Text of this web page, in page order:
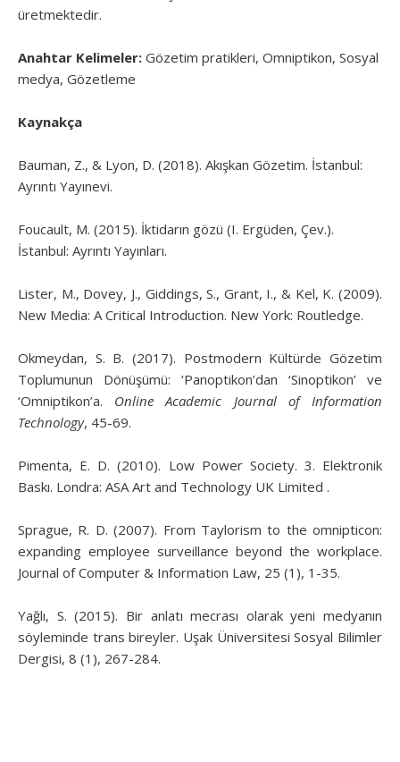
üretmektedir.
Anahtar Kelimeler: Gözetim pratikleri, Omniptikon, Sosyal
medya, Gözetleme
Kaynakça
Bauman, Z., & Lyon, D. (2018). Akışkan Gözetim. İstanbul:
Ayrıntı Yayınevi.
Foucault, M. (2015). İktidarın gözü (I. Ergüden, Çev.).
İstanbul: Ayrıntı Yayınları.
Lister, M., Dovey, J., Giddings, S., Grant, I., & Kel, K. (2009).
New Media: A Critical Introduction. New York: Routledge.
Okmeydan, S. B. (2017). Postmodern Kültürde Gözetim
Toplumunun Dönüşümü: ‘Panoptikon’dan ‘Sinoptikon’ ve
‘Omniptikon’a. Online Academic Journal of Information
Technology, 45-69.
Pimenta, E. D. (2010). Low Power Society. 3. Elektronik
Baskı. Londra: ASA Art and Technology UK Limited .
Sprague, R. D. (2007). From Taylorism to the omnipticon:
expanding employee surveillance beyond the workplace.
Journal of Computer & Information Law, 25 (1), 1-35.
Yağlı, S. (2015). Bir anlatı mecrası olarak yeni medyanın
söyleminde trans bireyler. Uşak Üniversitesi Sosyal Bilimler
Dergisi, 8 (1), 267-284.